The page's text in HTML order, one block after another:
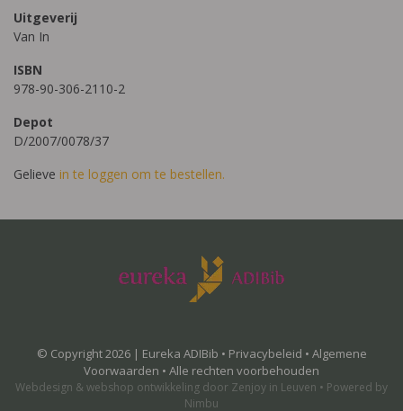
Uitgeverij
Van In
ISBN
978-90-306-2110-2
Depot
D/2007/0078/37
Gelieve in te loggen om te bestellen.
© Copyright 2026 | Eureka ADIBib • Privacybeleid • Algemene
Voorwaarden • Alle rechten voorbehouden
Webdesign & webshop ontwikkeling door Zenjoy in Leuven • Powered by
Nimbu